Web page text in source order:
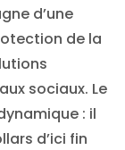
d’une
de la
sociaux. Le
: il
d’ici fin